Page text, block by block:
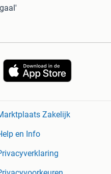
Zakelijk
en Info